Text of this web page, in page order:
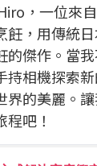
，一位來
飪，用傳統
的傑作。當我
持相機探索
界的美麗。
吧！